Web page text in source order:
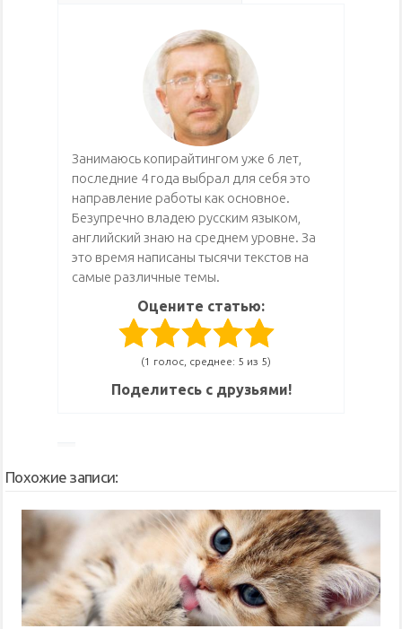
Занимаюсь копирайтингом уже 6 лет,
последние 4 года выбрал для себя это
направление работы как основное.
Безупречно владею русским языком,
английский знаю на среднем уровне. За
это время написаны тысячи текстов на
самые различные темы.
Оцените статью:
(1 голос, среднее: 5 из 5)
Поделитесь с друзьями!
Похожие записи: